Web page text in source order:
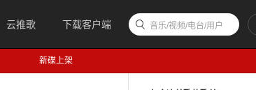
云推歌 下载客户端 音乐/视频/电台/用户
新碟上架